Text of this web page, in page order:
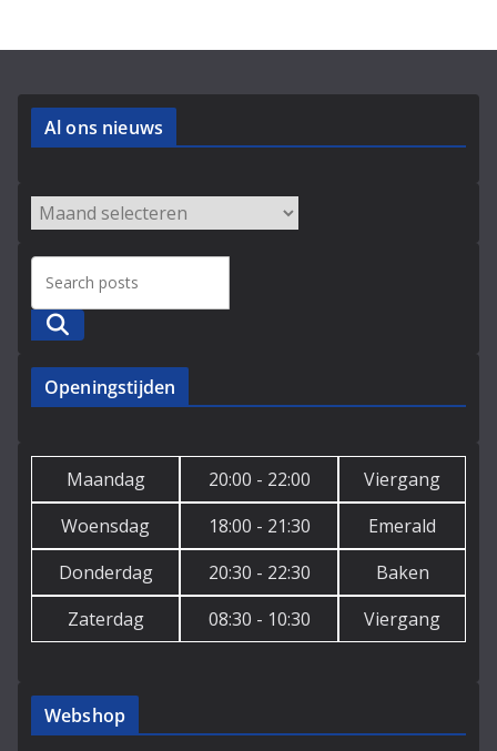
Al ons nieuws
Archieven
Zoeken
Openingstijden
Maandag 20:00 - 22:00
Viergang
Woensdag
18:00 - 21:30
Emerald
Donderdag
20:30 - 22:30
Baken
Zaterdag
08:30 - 10:30 Viergang
Webshop